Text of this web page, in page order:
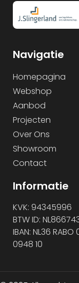
Navigatie
Homepagina
Webshop
Aanbod
Projecten
Over Ons
Showroom
Contact
Informatie
KVK: 94345996
BTW ID:
IBAN: NL36 RABO
0948 10